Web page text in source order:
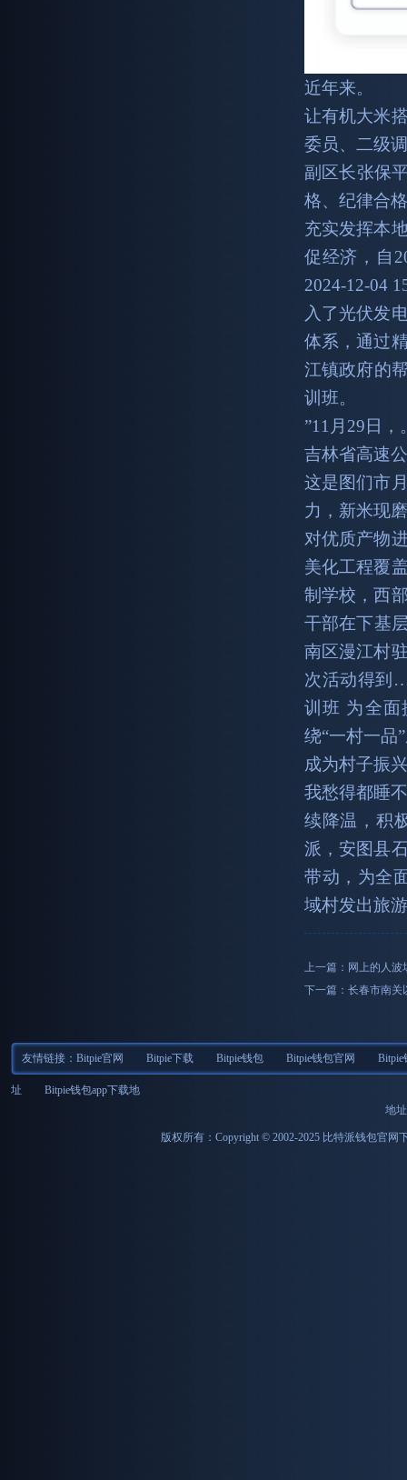
近年来。
让有机大米
委员、二级
副区长张保
格、纪律合
充实发挥本
促经济，自
2024-12-04
入了光伏发
体系，通过
江镇政府的
训班。
”11月29日，
吉林省高速
这是图们市
力，新米现
对优质产物
美化工程覆
制学校，西
干部在下基
南区漫江村
次活动得到
训班 为全面
绕“一村一品
成为村子振
我愁得都睡
续降温，积
派，安图县
带动，为全
域村发出旅
上一篇： 网上的人波
下一篇： 长春市南关
友情链接： Bitpie官网 Bitpie下载 Bitpie钱包 Bitpie钱包官网 Bitpie
址
Bitpie钱包app下载地
地
版权所有：Copyright © 2002-2025 比特派钱包官网